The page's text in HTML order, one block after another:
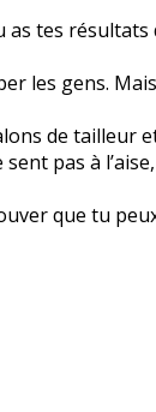
tes
les gens.
de tailleur
pas à
que tu